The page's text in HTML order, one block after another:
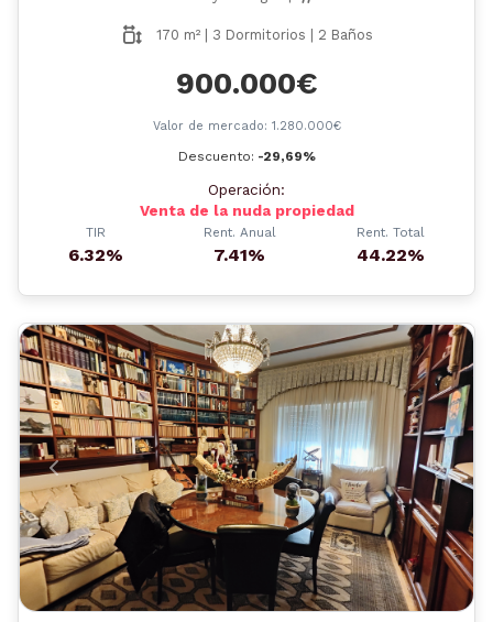
170 m² | 3 Dormitorios | 2 Baños
900.000€
Valor de mercado: 1.280.000€
Descuento: -29,69%
Operación:
Venta de la nuda propiedad
TIR
6.32%
Rent. Anual
7.41%
Rent. Total
44.22%
Anterior